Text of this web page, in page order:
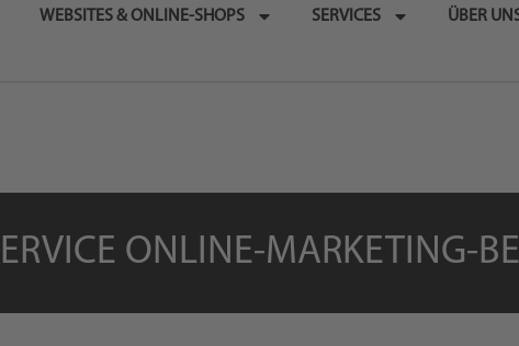
WEBSITES & ONLINE-SHOPS SERVICES
ÜBER
ONLINE-MARKETING-